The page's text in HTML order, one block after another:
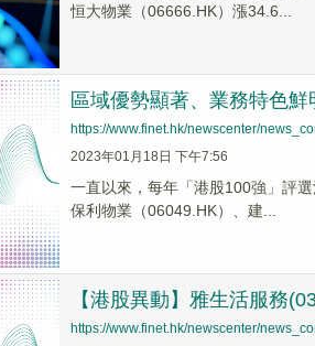
恒大物業（06666.HK）漲34.6...
區域優勢顯著、業務特色
https://www.finet.hk/newscenter/
2023年01月18日 下午7:56
一直以來，每年「港股100強」評
保利物業（06049.HK）、建...
【港股異動】雅生活服務
https://www.finet.hk/newscenter/